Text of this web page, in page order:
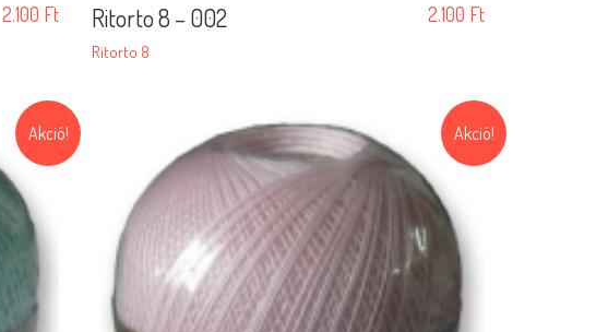
2.100 Ft Ritorto 8 – 002
Ritorto 8
2.100 Ft
Akció! Akció!